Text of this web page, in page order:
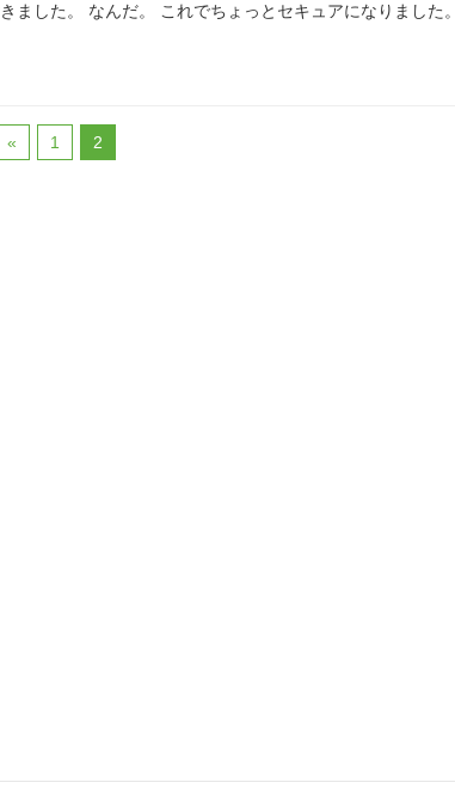
ました。 なんだ。 これでちょっとセキュアになりました。
« 1 2